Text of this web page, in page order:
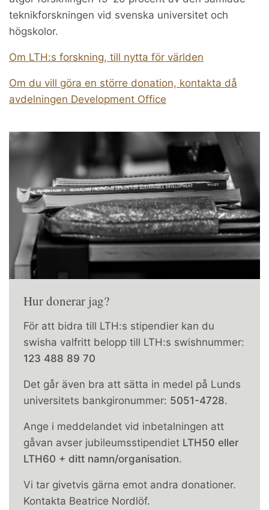
teknikforskningen vid svenska universitet och
högskolor.
Om LTH:s forskning, till nytta för världen
Om du vill göra en större donation, kontakta då
avdelningen Development Office
Hur donerar jag?
För att bidra till LTH:s stipendier kan du
swisha valfritt belopp till LTH:s swishnummer:
123 488 89 70
Det går även bra att sätta in medel på Lunds
universitets bankgironummer: 5051-4728.
Ange i meddelandet vid inbetalningen att
gåvan avser jubileumsstipendiet LTH50 eller
LTH60 + ditt namn/organisation.
Vi tar givetvis gärna emot andra donationer.
Kontakta Beatrice Nordlöf.